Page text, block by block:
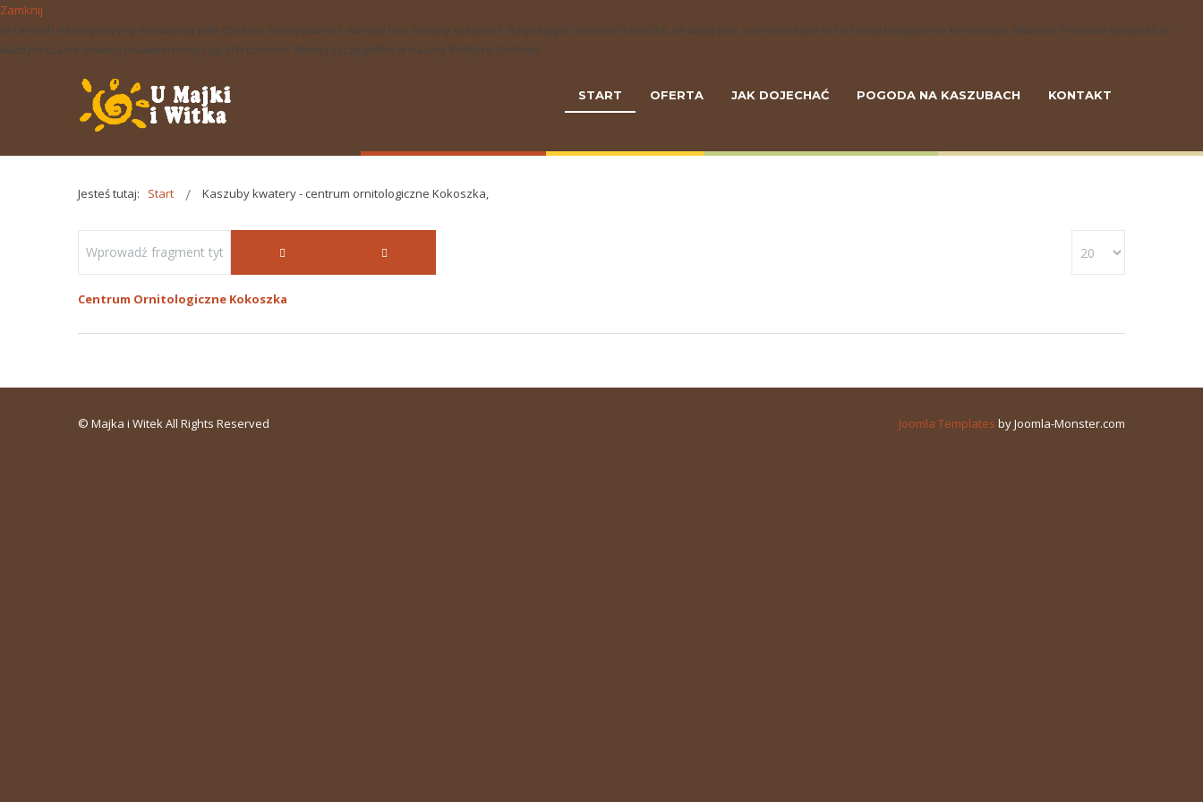
Zamknij
W ramach naszej witryny stosujemy pliki cookies. Korzystanie z witryny bez zmiany ustawień dotyczących cookies oznacza, że będą one zamieszczane w Państwa urządzeniu końcowym. Możecie Państwo dokonać w
każdym czasie zmiany ustawień dotyczących cookies. Więcej szczegółów w naszej 'Polityce Cookies'.
START OFERTA JAK DOJECHAĆ POGODA NA KASZUBACH KONTAKT
Jesteś tutaj: Start Kaszuby kwatery - centrum ornitologiczne Kokoszka,
Centrum Ornitologiczne Kokoszka
© Majka i Witek All Rights Reserved Joomla Templates by Joomla-Monster.com